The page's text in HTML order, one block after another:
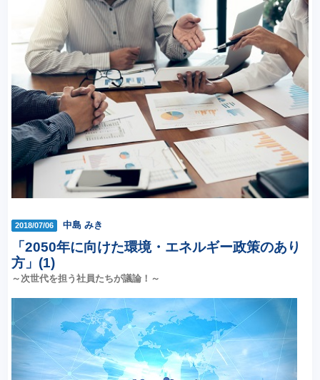
2018/07/06 中島 みき
「2050年に向けた環境・エネルギー政策のあり
方」(1)
～次世代を担う社員たちが議論！～